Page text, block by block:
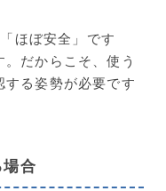
ほぼ安全」です
だからこそ、使う
る姿勢が必要です
合